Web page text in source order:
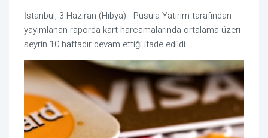
İstanbul, 3 Haziran (Hibya) - Pusula Yatırım tarafından
yayımlanan raporda kart harcamalarında ortalama üzeri
seyrin 10 haftadır devam ettiği ifade edildi.